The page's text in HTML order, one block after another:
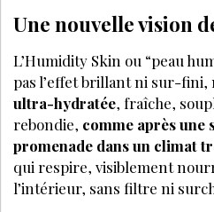
Une nouvelle vision
L’Humidity Skin ou “peau
pas l’effet brillant ni sur-fini,
ultra-hydratée, fraîche,
rebondie, comme après une
promenade dans un climat
qui respire, visiblement
l’intérieur, sans filtre ni